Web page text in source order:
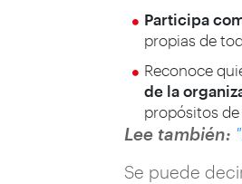
Participa
propias de
Reconoce
de la
propósitos de
Lee también:
Se puede